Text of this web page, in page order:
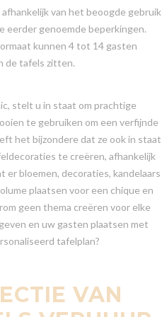
van het beoogde gebruik
eerder genoemde beperkingen.
kunnen 4 tot 14 gasten
de tafels zitten.
stelt u in staat om prachtige
te gebruiken om een verfijnde
het bijzondere dat ze ook in staat
te creëren, afhankelijk
er bloemen, decoraties, kandelaars
plaatsen voor een chique en
geen thema creëren voor elke
en uw gasten plaatsen met
tafelplan?
VAN